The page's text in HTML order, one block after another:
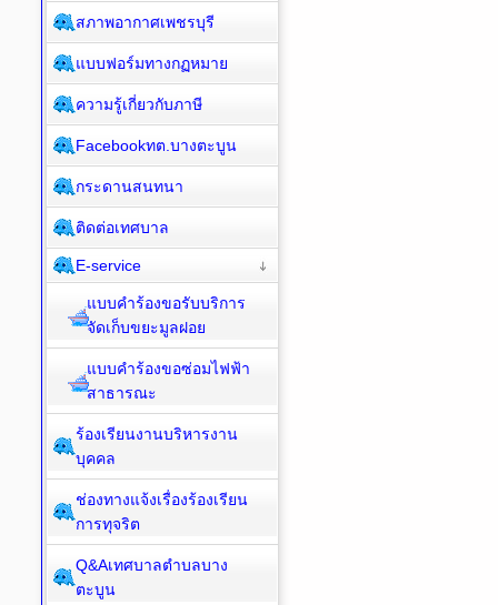
สภาพอากาศเพชรบุรี
แบบฟอร์มทางกฏหมาย
ความรู้เกี่ยวกับภาษี
Facebookทต.บางตะบูน
กระดานสนทนา
ติดต่อเทศบาล
E-service
แบบคำร้องขอรับบริการ
จัดเก็บขยะมูลฝอย
แบบคำร้องขอซ่อมไฟฟ้า
สาธารณะ
ร้องเรียนงานบริหารงาน
บุคคล
ช่องทางแจ้งเรื่องร้องเรียน
การทุจริต
Q&Aเทศบาลตำบลบาง
ตะบูน